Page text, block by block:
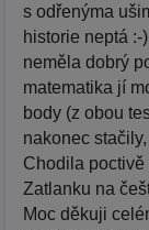
s odřenýma
historie neptá
neměla dobrý
matematika jí
body (z obou
nakonec
Chodila poctivě
Zatlanku na
Moc děkuji